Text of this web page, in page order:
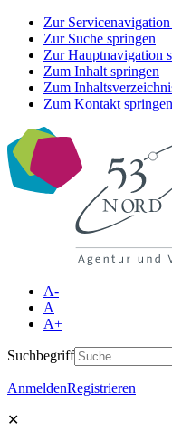
Zur
Zur Suche springen
Zur Hauptnavigation
Zum Inhalt springen
Zum
Zum Kontakt springen
A-
A
A+
Suchbegriff
AnmeldenRegistrieren
✕